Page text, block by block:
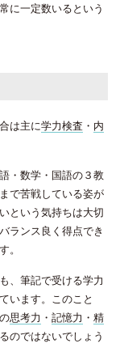
に一定数いるという
は主に学力検査 ・ 内
・数学・国語の３教
で苦戦している姿が
という気持ちは大切
ランス良く得点でき
。
、筆記で受ける学力
います。このこと
思考力 ・ 記憶力 ・ 精
のではないでしょう